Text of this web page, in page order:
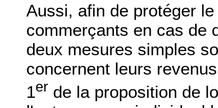
Aussi, afin de protéger
commerçants en cas de
deux mesures simples
concernent leurs
1er de la proposition de